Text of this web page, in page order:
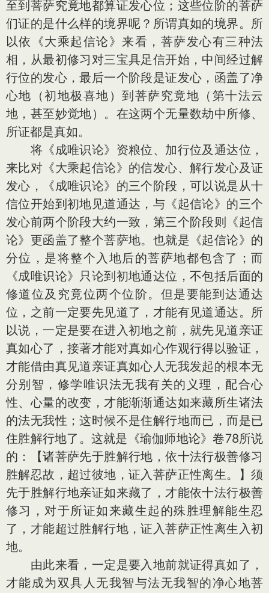
至到菩萨究竟地都算证发心位；这些位阶的菩萨
们证的是什么样的境界呢？所谓真如的境界。所
以依《大乘起信论》来看，菩萨发心有三种法
相，从最初修习对三宝具足信开始，中间经过解
行位的发心，最后一个阶段是证发心，函盖了净
心地（初地极喜地）到菩萨究竟地（第十法云
地，甚至妙觉地）。在这两个无量数劫中所修、
所证都是真如。
将《成唯识论》资粮位、加行位及通达位，
来比对《大乘起信论》的信发心、解行发心及证
发心，《成唯识论》的三个阶段，可以说是从十
信位开始到初地见道通达，与《起信论》的三个
发心前两个阶段大约一致，第三个阶段则《起信
论》更函盖了整个菩萨地。也就是《起信论》的
分位，是将整个入地后的菩萨地都包含了；而
《成唯识论》只论到初地通达位，不包括后面的
修道位及究竟位两个位阶。但是要能到达通达
位，之前一定要先见道了，才能有见道通达。所
以说，一定是要在进入初地之前，就先见道亲证
真如心了，接著才能对真如心作观行得以验证，
才能借由真见道亲证真如心人无我发起的根本无
分别智，修学唯识法无我有关的义理，配合心
性、心量的改变，才能渐渐通达如来藏所生诸法
的法无我性；这时候不是住解行地而已，而是已
住胜解行地了。这就是《瑜伽师地论》卷78所说
的：【诸菩萨先于胜解行地，依十法行极善修习
胜解忍故，超过彼地，证入菩萨正性离生。】须
先于胜解行地亲证如来藏了，才能依十法行极善
修习，对于所证如来藏生起的殊胜理解能生忍
了，才能超过胜解行地，证入菩萨正性离生入初
地。
由此来看，一定是要入地前就证得真如了，
才能成为双具人无我智与法无我智的净心地菩